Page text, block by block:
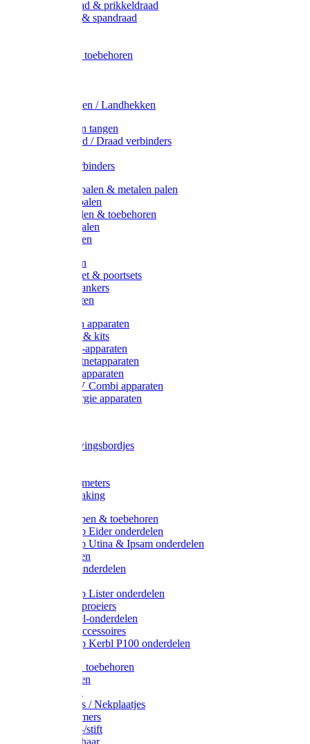
Metaal draad & prikkeldraad
Binddraad & spandraad
Afrasternet toebehoren
Weidehekken / Landhekken
Spanners en tangen
Lint / Koord / Draad verbinders
Litzclip verbinders
Recycling palen & metalen palen
Kunststof palen
T-Post t-palen & toebehoren
Glasfiber palen
Houten palen
Poortgrepen
Doorgangset & poortsets
Poortgreepankers
Weidepoorten
Onderdelen apparaten
Starter sets & kits
9V Batterij-apparaten
230V Lichtnetapparaten
12V Accu-apparaten
230V / 12V Combi apparaten
Zonne-energie apparaten
Waarschuwingsbordjes
Wegers en meters
Video bewaking
Weidepompen & toebehoren
Weidepomp Eider onderdelen
Weidepomp Utina & Ipsam onderdelen
Drinkbakken
Drinkbak onderdelen
Weidepomp Lister onderdelen
Nippels / Sproeiers
Drinknippel-onderdelen
Drinkbak accessoires
Weidepomp Kerbl P100 onderdelen
Oormerken toebehoren
Enkelbanden
Halsplaatjes / Nekplaatjes
Kokernummers
Merkspray-/stift
Veemerkschaar